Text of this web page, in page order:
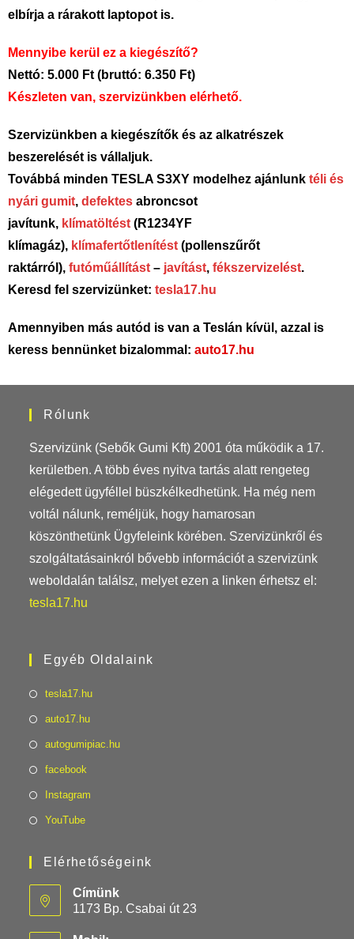
elbírja a rárakott laptopot is.
Mennyibe kerül ez a kiegészítő?
Nettó: 5.000 Ft (bruttó: 6.350 Ft)
Készleten van, szervizünkben elérhető.
Szervizünkben a kiegészítők és az alkatrészek
beszerelését is vállaljuk.
Továbbá minden TESLA S3XY modelhez ajánlunk téli és
nyári gumit, defektes abroncsot
javítunk, klímatöltést (R1234YF
klímagáz), klímafertőtlenítést (pollenszűrőt
raktárról), futóműállítást – javítást, fékszervizelést.
Keresd fel szervizünket: tesla17.hu
Amennyiben más autód is van a Teslán kívül, azzal is
keress bennünket bizalommal: auto17.hu
Rólunk
Szervizünk (Sebők Gumi Kft) 2001 óta működik a 17.
kerületben. A több éves nyitva tartás alatt rengeteg
elégedett ügyféllel büszkélkedhetünk. Ha még nem
voltál nálunk, reméljük, hogy hamarosan
köszönthetünk Ügyfeleink körében. Szervizünkről és
szolgáltatásainkról bővebb információt a szervizünk
weboldalán találsz, melyet ezen a linken érhetsz el:
tesla17.hu
Egyéb Oldalaink
tesla17.hu
auto17.hu
autogumipiac.hu
facebook
Instagram
YouTube
Elérhetőségeink
Címünk
1173 Bp. Csabai út 23